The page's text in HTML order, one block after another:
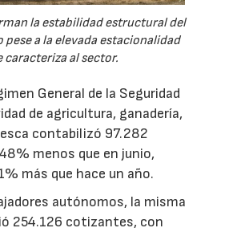
la estabilidad estructural del
pese a la elevada estacionalidad
caracteriza al sector.
General de la Seguridad
de agricultura, ganadería,
contabilizó 97.282
menos que en junio,
más que hace un año.
autónomos, la misma
254.126 cotizantes, con